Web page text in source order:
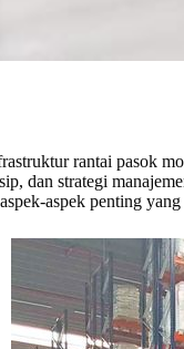
rantai pasok
dan strategi
aspek penting